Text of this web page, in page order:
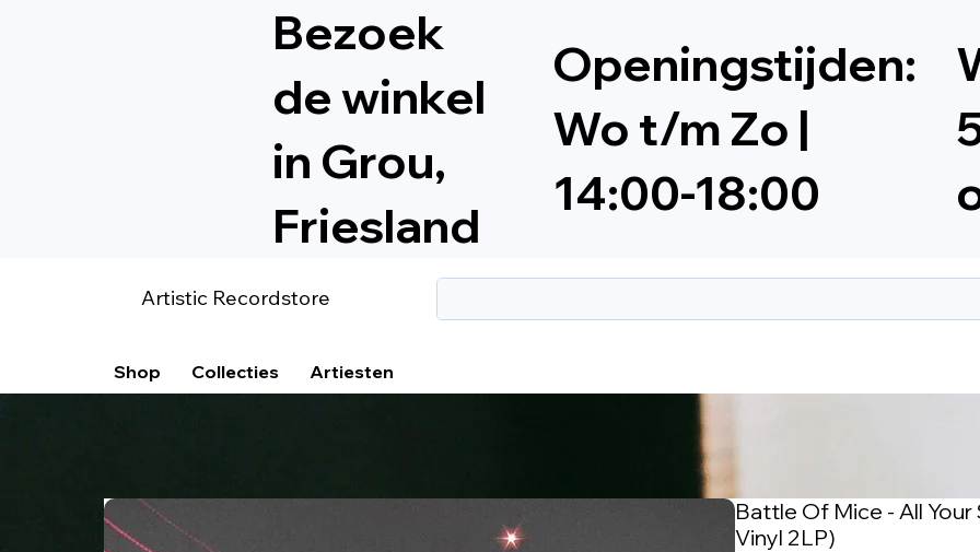
Bezoek
de winkel
in Grou,
Friesland
Openingstijden:
Wo t/m Zo |
14:00-18:00
Artistic Recordstore
Shop Collecties Artiesten
Battle Of Mice - All
Vinyl 2LP)